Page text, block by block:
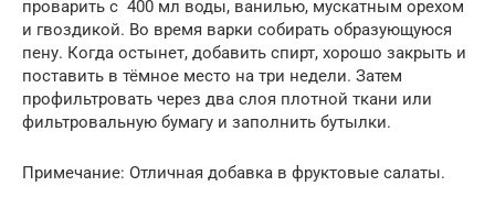
проварить с 400 мл воды, ванилью, мускатным орехом
и гвоздикой. Во время варки собирать образующуюся
пену. Когда остынет, добавить спирт, хорошо закрыть и
поставить в тёмное место на три недели. Затем
профильтровать через два слоя плотной ткани или
фильтровальную бумагу и заполнить бутылки.
Примечание: Отличная добавка в фруктовые салаты.